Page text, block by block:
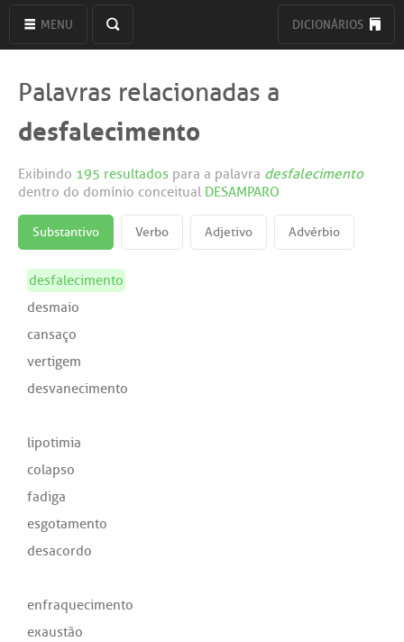
MENU DICIONÁRIOS
Palavras relacionadas a
desfalecimento
Exibindo 195 resultados para a palavra desfalecimento
dentro do domínio conceitual DESAMPARO
Substantivo Verbo Adjetivo Advérbio
desfalecimento
desmaio
cansaço
vertigem
desvanecimento
lipotimia
colapso
fadiga
esgotamento
desacordo
enfraquecimento
exaustão